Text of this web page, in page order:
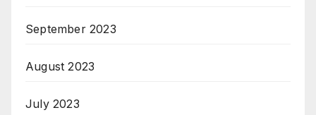
September 2023
August 2023
July 2023